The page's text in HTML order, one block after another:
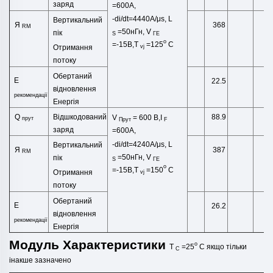
заряд
=600А,
-di/dt=4440A/μs, L
S =50нГн, V ГЕ
=-15В,T vj =125o C
Я RM
Вертикальний
пік
Отримання
потоку
368
Е
рекомендації
Обертаний
відновлення
Енергія
22.5
Q прут
Відшкодований
заряд
V Прут = 600 В,I F
=600А,
-di/dt=4240A/μs, L
S =50нГн, V ГЕ
=-15В,T vj =150o C
88.9
Я RM
Вертикальний
пік
Отримання
потоку
387
Е
рекомендації
Обертаний
відновлення
Енергія
26.2
Модуль Характеристики T C =25o C якщо тільки
інакше зазначено